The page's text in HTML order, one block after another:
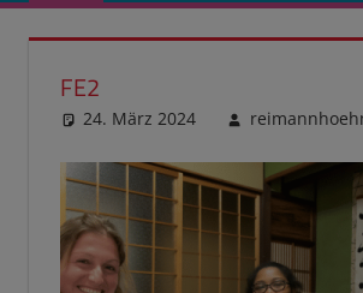
FE2
24. März 2024